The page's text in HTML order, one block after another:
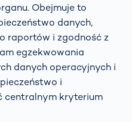
Obejmuje to
danych,
raportów i zgodność z
egzekwowania
danych operacyjnych i
i
centralnym kryterium